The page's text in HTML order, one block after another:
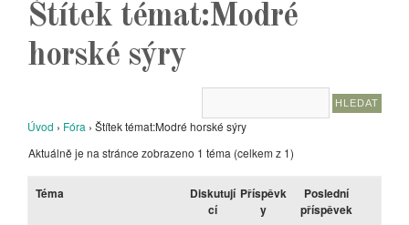
Štítek témat:Modré
horské sýry
Úvod › Fóra › Štítek témat:Modré horské sýry
Aktuálně je na stránce zobrazeno 1 téma (celkem z 1)
Téma
Diskutují
cí
Příspěvk
y
Poslední
příspěvek